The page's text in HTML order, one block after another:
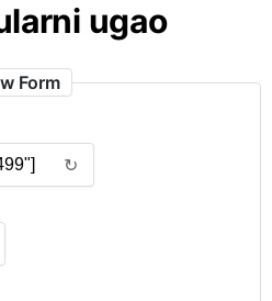
ugao
Form
↻